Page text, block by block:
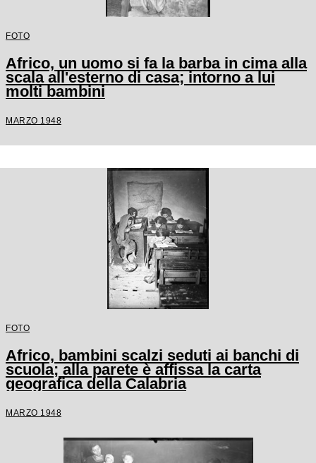
FOTO
Africo, un uomo si fa la barba in cima alla
scala all'esterno di casa; intorno a lui
molti bambini
MARZO 1948
FOTO
Africo, bambini scalzi seduti ai banchi di
scuola; alla parete è affissa la carta
geografica della Calabria
MARZO 1948